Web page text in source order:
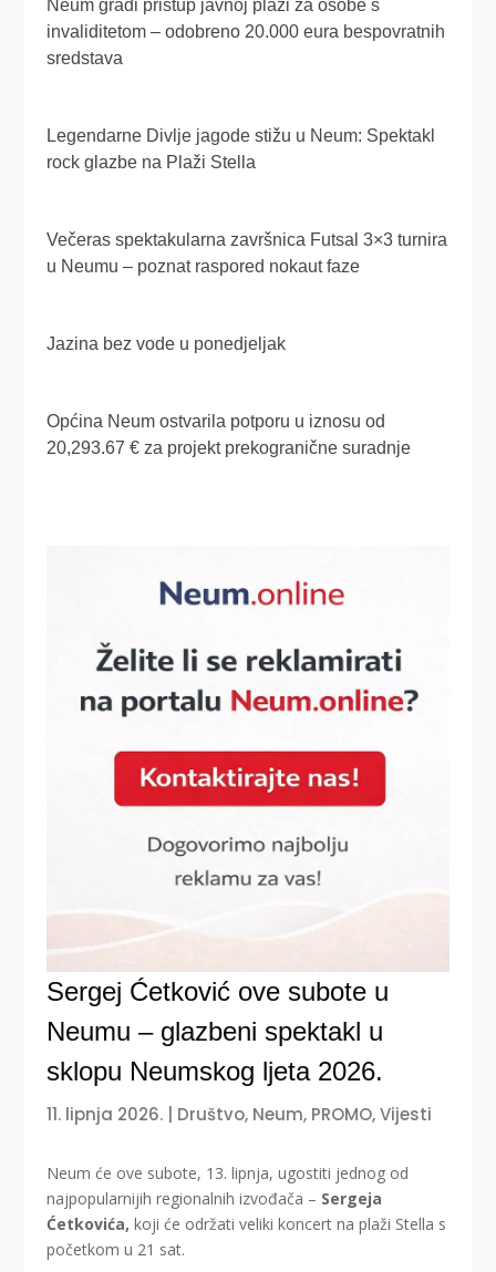
Sergej Ćetković ove subote u
Neumu – glazbeni spektakl u
sklopu Neumskog ljeta 2026.
11. lipnja 2026. Društvo, Neum, PROMO,Vijesti
Neum će ove subote, 13. lipnja, ugostiti jednog od
najpopularnijih regionalnih izvođača – Sergeja
Ćetkovića, koji će održati veliki koncert na plaži Stella s
početkom u 21 sat.
Neum gradi pristup javnoj plaži za osobe s
invaliditetom – odobreno 20.000 eura bespovratnih
sredstava
Legendarne Divlje jagode stižu u Neum: Spektakl
rock glazbe na Plaži Stella
Večeras spektakularna završnica Futsal 3×3 turnira
u Neumu – poznat raspored nokaut faze
Jazina bez vode u ponedjeljak
Općina Neum ostvarila potporu u iznosu od
20,293.67 € za projekt prekogranične suradnje